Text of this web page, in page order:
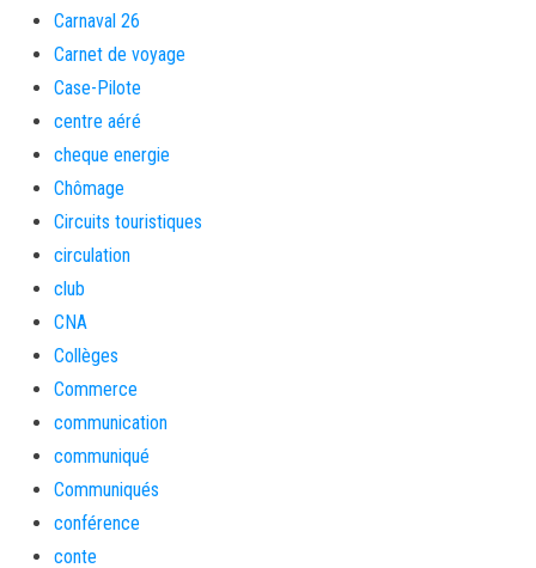
Carnaval 26
Carnet de voyage
Case-Pilote
centre aéré
cheque energie
Chômage
Circuits touristiques
circulation
club
CNA
Collèges
Commerce
communication
communiqué
Communiqués
conférence
conte